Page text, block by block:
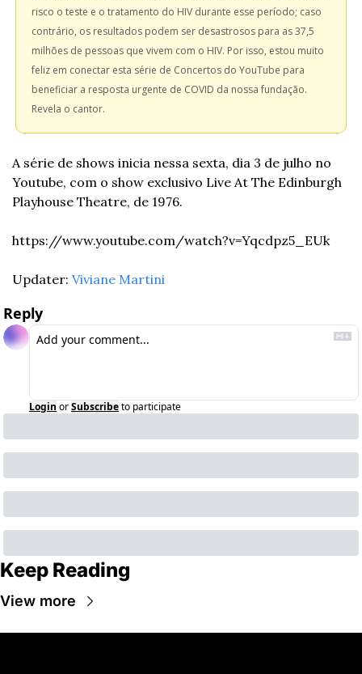
risco o teste e o tratamento do HIV durante esse período; caso
contrário, os resultados podem ser desastrosos para as 37,5
milhões de pessoas que vivem com o HIV. Por isso, estou muito
feliz em conectar esta série de Concertos do YouTube para
beneficiar a resposta urgente de COVID da nossa fundação.
Revela o cantor.
A série de shows inicia nessa sexta, dia 3 de julho no
Youtube, com o show exclusivo Live At The Edinburgh
Playhouse Theatre, de 1976.
https://www.youtube.com/watch?v=Yqcdpz5_EUk
Updater: Viviane Martini
Reply
Login orSubscribeto participate
Keep Reading
View more